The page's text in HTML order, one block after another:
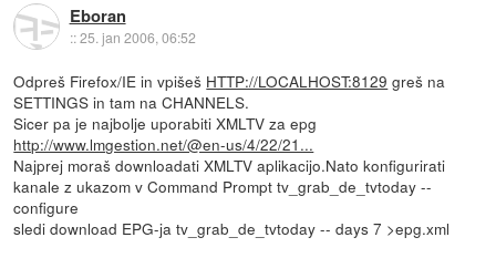
Eboran
::25. jan 2006, 06:52
Odpreš Firefox/IE in vpišeš HTTP://LOCALHOST:8129 greš na
SETTINGS in tam na CHANNELS.
Sicer pa je najbolje uporabiti XMLTV za epg
http://www.lmgestion.net/@en-us/4/22/21...
Najprej moraš downloadati XMLTV aplikacijo.Nato konfigurirati
kanale z ukazom v Command Prompt tv_grab_de_tvtoday --
configure
sledi download EPG-ja tv_grab_de_tvtoday -- days 7 >epg.xml